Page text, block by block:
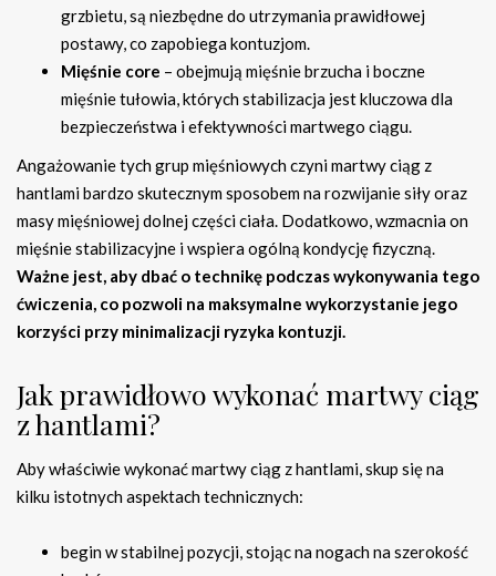
grzbietu, są niezbędne do utrzymania prawidłowej
postawy, co zapobiega kontuzjom.
Mięśnie core – obejmują mięśnie brzucha i boczne
mięśnie tułowia, których stabilizacja jest kluczowa dla
bezpieczeństwa i efektywności martwego ciągu.
Angażowanie tych grup mięśniowych czyni martwy ciąg z
hantlami bardzo skutecznym sposobem na rozwijanie siły oraz
masy mięśniowej dolnej części ciała. Dodatkowo, wzmacnia on
mięśnie stabilizacyjne i wspiera ogólną kondycję fizyczną.
Ważne jest, aby dbać o technikę podczas wykonywania tego
ćwiczenia, co pozwoli na maksymalne wykorzystanie jego
korzyści przy minimalizacji ryzyka kontuzji.
Jak prawidłowo wykonać martwy ciąg
z hantlami?
Aby właściwie wykonać martwy ciąg z hantlami, skup się na
kilku istotnych aspektach technicznych:
begin w stabilnej pozycji, stojąc na nogach na szerokość